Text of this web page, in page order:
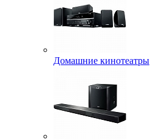
Домашние кинотеатры